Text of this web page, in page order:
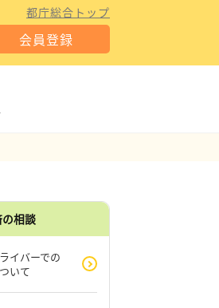
都庁総合トップ
会員登録
相談
イバーでの
いて